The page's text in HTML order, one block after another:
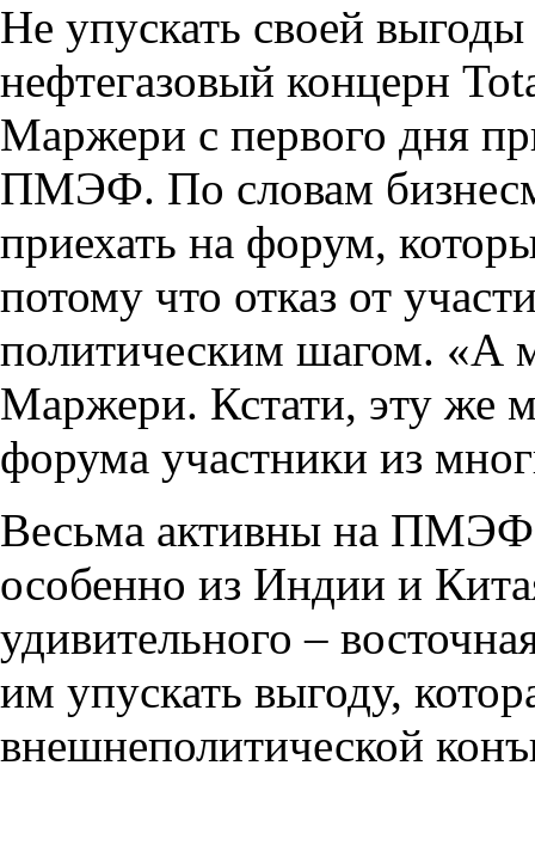
Не упускать своей
нефтегазовый концерн
Маржери с первого дня
ПМЭФ. По словам
приехать на форум,
потому что отказ от
политическим шагом. «А
Маржери. Кстати, эту же
форума участники из
Весьма активны на
особенно из Индии и
удивительного –
им упускать выгоду,
внешнеполитической